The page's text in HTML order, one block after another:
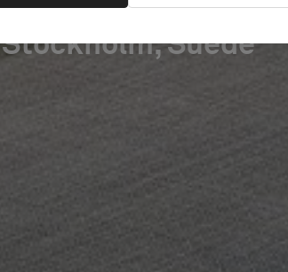
Stockholm, Suède